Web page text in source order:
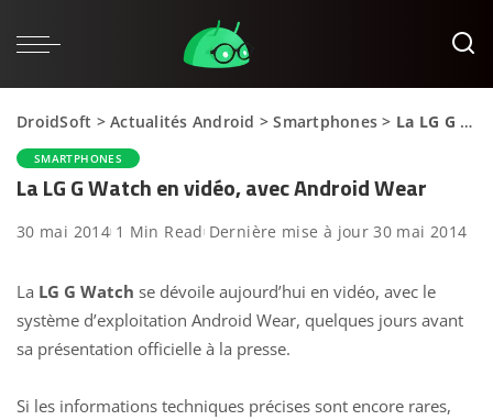
DroidSoft >Actualités Android >Smartphones > La LG G Watch en vidéo, avec Android Wear
SMARTPHONES
La LG G Watch en vidéo, avec Android Wear
30 mai 2014 1 Min Read Dernière mise à jour 30 mai 2014
La LG G Watch se dévoile aujourd’hui en vidéo, avec le
système d’exploitation Android Wear, quelques jours avant
sa présentation officielle à la presse.
Si les informations techniques précises sont encore rares,